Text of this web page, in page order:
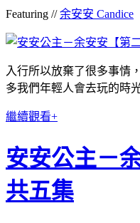
Featuring //余安安 Candice
入行所以放棄了很多事情
多我們年輕人會去玩的時
繼續觀看+
安安公主－
共五集